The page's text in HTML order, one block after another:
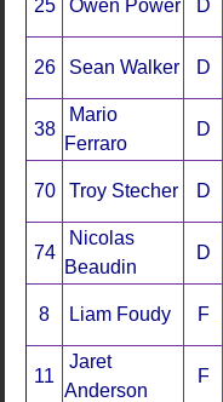
25 Owen Power D
26 Sean Walker D
38
Mario
Ferraro
D
70 Troy Stecher D
74
Nicolas
Beaudin
D
8 Liam Foudy F
11
Jaret
Anderson
F